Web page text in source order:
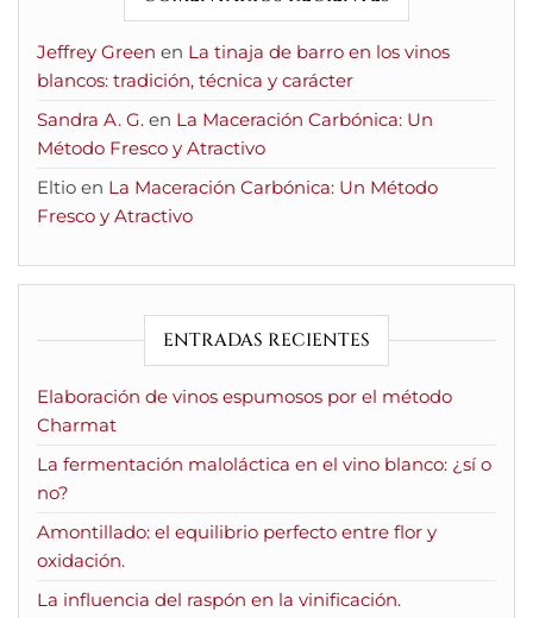
Jeffrey Green en La tinaja de barro en los vinos
blancos: tradición, técnica y carácter
Sandra A. G. en La Maceración Carbónica: Un
Método Fresco y Atractivo
Eltio en La Maceración Carbónica: Un Método
Fresco y Atractivo
ENTRADAS RECIENTES
Elaboración de vinos espumosos por el método
Charmat
La fermentación maloláctica en el vino blanco: ¿sí o
no?
Amontillado: el equilibrio perfecto entre flor y
oxidación.
La influencia del raspón en la vinificación.